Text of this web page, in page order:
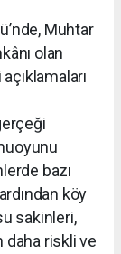
Muhtar
olan
bazı
köy
sakinleri,
daha riskli ve